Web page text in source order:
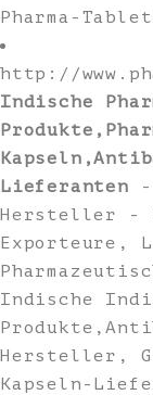
Pharma-
http://
Indische
Lieferanten -
Hersteller -
Exporteure,
Indische
Hersteller,
Kapseln-